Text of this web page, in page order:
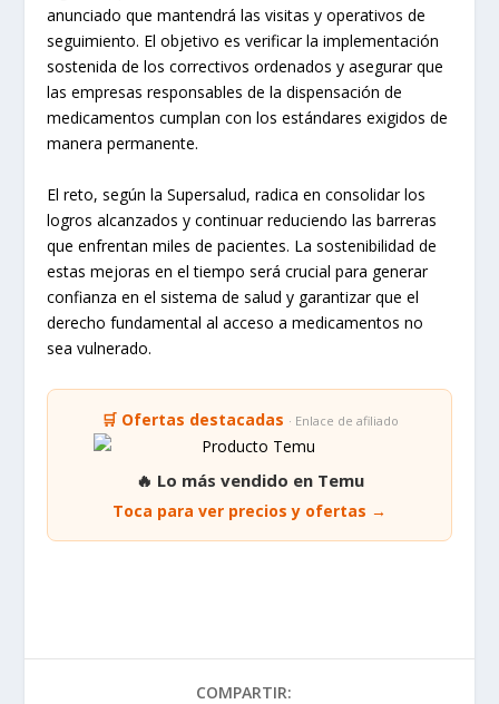
anunciado que mantendrá las visitas y operativos de
seguimiento. El objetivo es verificar la implementación
sostenida de los correctivos ordenados y asegurar que
las empresas responsables de la dispensación de
medicamentos cumplan con los estándares exigidos de
manera permanente.
El reto, según la Supersalud, radica en consolidar los
logros alcanzados y continuar reduciendo las barreras
que enfrentan miles de pacientes. La sostenibilidad de
estas mejoras en el tiempo será crucial para generar
confianza en el sistema de salud y garantizar que el
derecho fundamental al acceso a medicamentos no
sea vulnerado.
🛒 Ofertas destacadas · Enlace de afiliado
🔥 Lo más vendido en Temu
Toca para ver precios y ofertas →
COMPARTIR: